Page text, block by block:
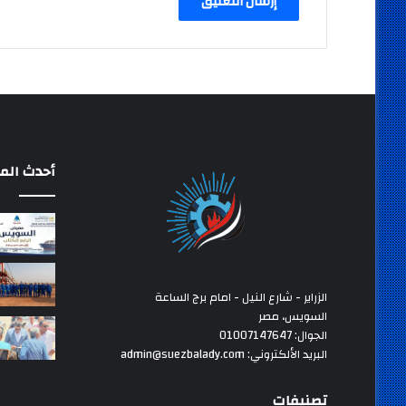
الزراير - شارع النيل - امام برج الساعة
السويس، مصر
الجوال: 01007147647
البريد الألكتروني: admin@suezbalady.com
تصنيفات
أحدث